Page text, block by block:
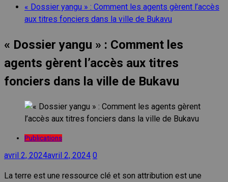
« Dossier yangu » : Comment les agents gèrent l’accès
aux titres fonciers dans la ville de Bukavu
« Dossier yangu » : Comment les
agents gèrent l’accès aux titres
fonciers dans la ville de Bukavu
Publications
avril 2, 2024avril 2, 2024 0
La terre est une ressource clé et son attribution est une